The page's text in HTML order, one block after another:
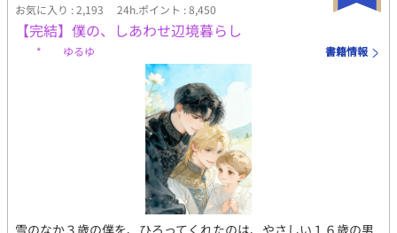
お気に入り : 2,193 24h.ポイント : 8,450
【完結】僕の、しあわせ辺境暮らし
* ゆるゆ 書籍情報
雪のなか３歳の僕を、ひろってくれたのは、やさしい１６歳の男